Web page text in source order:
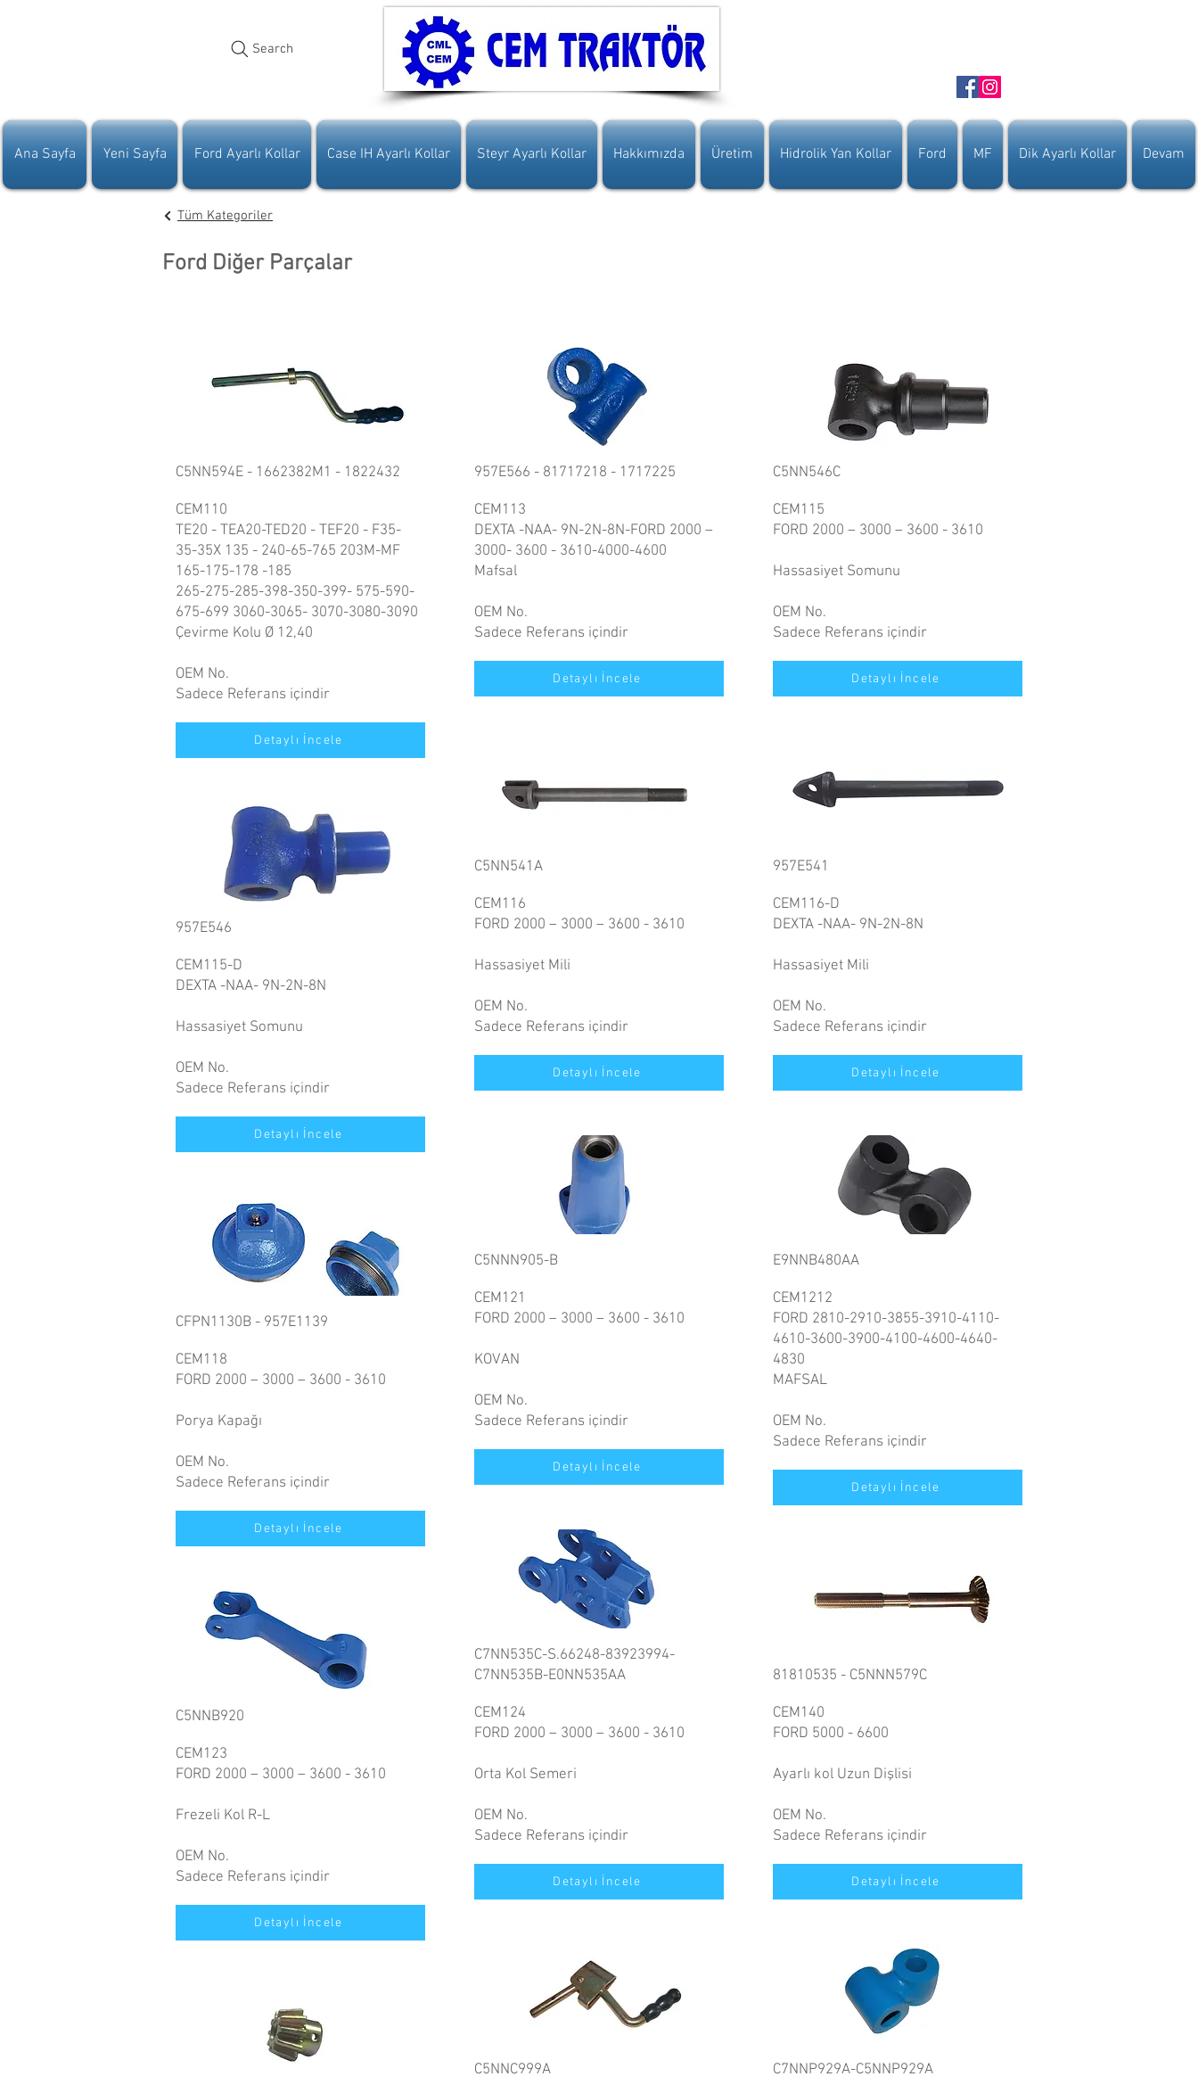
Search
Ana Sayfa Yeni Sayfa Ford Ayarlı Kollar Case IH Ayarlı Kollar Steyr Ayarlı Kollar Hakkımızda Üretim Hidrolik Yan Kollar Ford MF Dik Ayarlı Kollar Devam
Tüm Kategoriler
Ford Diğer Parçalar
C5NN594E - 1662382M1 - 1822432
CEM110
TE20 - TEA20-TED20 - TEF20 - F35-
35-35X 135 - 240-65-765 203M-MF
165-175-178 -185
265-275-285-398-350-399- 575-590-
675-699 3060-3065- 3070-3080-3090
Çevirme Kolu Ø 12,40
OEM No.
Sadece Referans içindir
Detaylı İncele
957E546
CEM115-D
DEXTA -NAA- 9N-2N-8N
Hassasiyet Somunu
OEM No.
Sadece Referans içindir
Detaylı İncele
CFPN1130B - 957E1139
CEM118
FORD 2000 – 3000 – 3600 - 3610
Porya Kapağı
OEM No.
Sadece Referans içindir
Detaylı İncele
C5NNB920
CEM123
FORD 2000 – 3000 – 3600 - 3610
Frezeli Kol R-L
OEM No.
Sadece Referans içindir
Detaylı İncele
957E566 - 81717218 - 1717225
CEM113
DEXTA -NAA- 9N-2N-8N-FORD 2000 –
3000- 3600 - 3610-4000-4600
Mafsal
OEM No.
Sadece Referans içindir
Detaylı İncele
C5NN541A
CEM116
FORD 2000 – 3000 – 3600 - 3610
Hassasiyet Mili
OEM No.
Sadece Referans içindir
Detaylı İncele
C5NNN905-B
CEM121
FORD 2000 – 3000 – 3600 - 3610
KOVAN
OEM No.
Sadece Referans içindir
Detaylı İncele
C7NN535C-S.66248-83923994-
C7NN535B-E0NN535AA
CEM124
FORD 2000 – 3000 – 3600 - 3610
Orta Kol Semeri
OEM No.
Sadece Referans içindir
Detaylı İncele
C5NNC999A
C5NN546C
CEM115
FORD 2000 – 3000 – 3600 - 3610
Hassasiyet Somunu
OEM No.
Sadece Referans içindir
Detaylı İncele
957E541
CEM116-D
DEXTA -NAA- 9N-2N-8N
Hassasiyet Mili
OEM No.
Sadece Referans içindir
Detaylı İncele
E9NNB480AA
CEM1212
FORD 2810-2910-3855-3910-4110-
4610-3600-3900-4100-4600-4640-
4830
MAFSAL
OEM No.
Sadece Referans içindir
Detaylı İncele
81810535 - C5NNN579C
CEM140
FORD 5000 - 6600
Ayarlı kol Uzun Dişlisi
OEM No.
Sadece Referans içindir
Detaylı İncele
C7NNP929A-C5NNP929A